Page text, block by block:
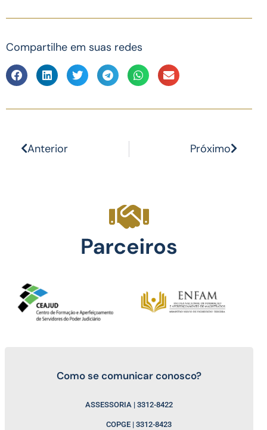
Compartilhe em suas redes
Anterior Próximo
Como se comunicar conosco?
ASSESSORIA | 3312-8422
COPGE | 3312-8423